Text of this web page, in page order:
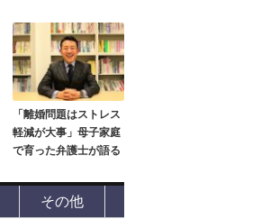
「離婚問題はストレス
軽減が大事」母子家庭
で育った弁護士が語る
その他